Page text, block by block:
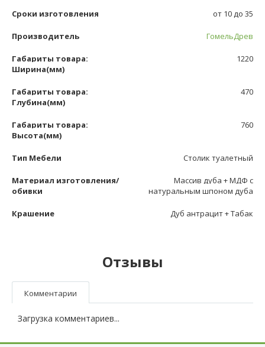
Сроки изготовления от 10 до 35
Производитель ГомельДрев
Габариты товара:
Ширина(мм)
1220
Габариты товара:
Глубина(мм)
470
Габариты товара:
Высота(мм)
760
Тип Мебели Столик туалетный
Материал изготовления/
обивки
Массив дуба + МДФ с
натуральным шпоном дуба
Крашение Дуб антрацит + Табак
Отзывы
Комментарии
Загрузка комментариев...